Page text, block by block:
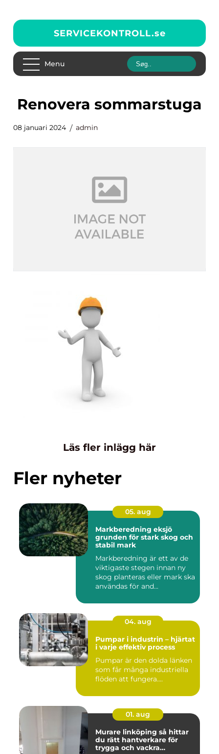
SERVICEKONTROLL.se
Menu
renovera sommarstuga
08 januari 2024 admin
Läs fler inlägg här
Fler nyheter
05. aug
Markberedning eksjö
grunden för stark skog och
stabil mark
Markberedning är ett av de
viktigaste stegen innan ny
skog planteras eller mark ska
användas för and...
04. aug
Pumpar i industrin – hjärtat
i varje effektiv process
Pumpar är den dolda länken
som får många industriella
flöden att fungera....
01. aug
Murare linköping så hittar
du rätt hantverkare för
trygga och vackra